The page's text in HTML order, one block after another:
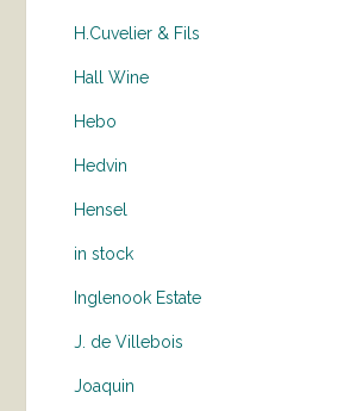
H.Cuvelier & Fils
Hall Wine
Hebo
Hedvin
Hensel
in stock
Inglenook Estate
J. de Villebois
Joaquin